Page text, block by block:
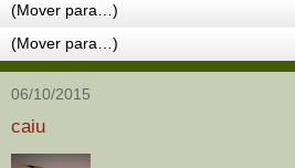
06/10/2015
caiu